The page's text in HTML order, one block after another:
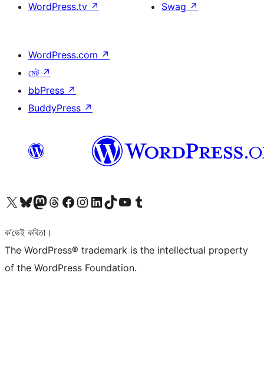
WordPress.tv ↗
Swag ↗
WordPress.com ↗
মেট ↗
bbPress ↗
BuddyPress ↗
আমাৰ X (আগৰ Twitter) একাউণ্টলৈ যাওকআমাৰ Bluesky একাউণ্টলৈ যাওকআমাৰ Mastodon একাউণ্টলৈ যাওকআমাৰ Threads একাউণ্টলৈ যাওকআমাৰ Facebook পৃষ্ঠালৈ যাওকআমাৰ Instagram একাউণ্টলৈ যাওকআমাৰ LinkedIn একাউণ্টলৈ যাওকআমাৰ TikTok একাউণ্টলৈ যাওকআমাৰ YouTube চেনেললৈ যাওকআমাৰ Tumblr একাউণ্টলৈ যাওক
ক’ডেই কবিতা।
The WordPress® trademark is the intellectual property
of the WordPress Foundation.